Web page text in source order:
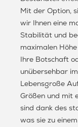
Mit der Option,
wir Ihnen eine
Stabilität und
maximalen
Ihre Botschaft
unübersehbar
Lebensgroße
Größen und mit
sind dank des
was sie zu